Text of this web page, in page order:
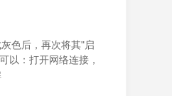
色后，再次将其"启
以：打开网络连接，